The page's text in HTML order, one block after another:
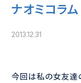
ナオミコラ
2013.12.31
今回は私の女友達